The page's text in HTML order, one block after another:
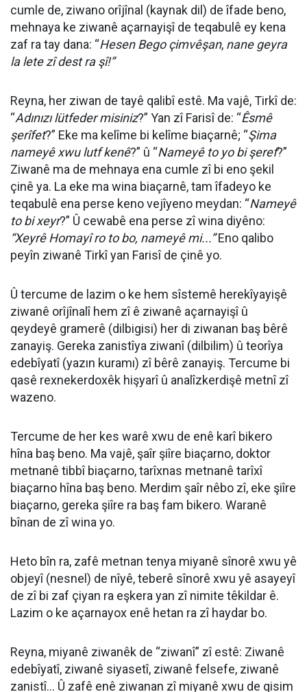
cumle de, ziwano orîjînal (kaynak dil) de îfade beno,
mehnaya ke ziwanê açarnayişî de teqabulê ey kena
zaf ra tay dana: “Hesen Bego çimvêşan, nane geyra
la lete zî dest ra şî!”
Reyna, her ziwan de tayê qalibî estê. Ma vajê, Tirkî de:
“Adınızı lütfeder misiniz?” Yan zî Farisî de: “Êsmê
şerîfet?” Eke ma kelîme bi kelîme biaçarnê; “Şima
nameyê xwu lutf kenê?” û “Nameyê to yo bi şeref?”
Ziwanê ma de mehnaya ena cumle zî bi eno şekil
çinê ya. La eke ma wina biaçarnê, tam îfadeyo ke
teqabulê ena perse keno vejîyeno meydan: “Nameyê
to bi xeyr?” Û cewabê ena perse zî wina diyêno:
“Xeyrê Homayî ro to bo, nameyê mi...”Eno qalibo
peyîn ziwanê Tirkî yan Farisî de çinê yo.
Û tercume de lazim o ke hem sîstemê herekîyayişê
ziwanê orîjînalî hem zî ê ziwanê açarnayişî û
qeydeyê gramerê (dilbigisi) her di ziwanan baş bêrê
zanayiş. Gereka zanistîya ziwanî (dilbilim) û teorîya
edebîyatî (yazın kuramı) zî bêrê zanayiş. Tercume bi
qasê rexnekerdoxêk hişyarî û analîzkerdişê metnî zî
wazeno.
Tercume de her kes warê xwu de enê karî bikero
hîna baş beno. Ma vajê, şaîr şiîre biaçarno, doktor
metnanê tibbî biaçarno, tarîxnas metnanê tarîxî
biaçarno hîna baş beno. Merdim şaîr nêbo zî, eke şiîre
biaçarno, gereka şiîre ra baş fam bikero. Waranê
bînan de zî wina yo.
Heto bîn ra, zafê metnan tenya miyanê sînorê xwu yê
objeyî (nesnel) de nîyê, teberê sînorê xwu yê asayeyî
de zî bi zaf çiyan ra eşkera yan zî nimite têkildar ê.
Lazim o ke açarnayox enê hetan ra zî haydar bo.
Reyna, miyanê ziwanêk de “ziwanî” zî estê: Ziwanê
edebîyatî, ziwanê siyasetî, ziwanê felsefe, ziwanê
zanistî... Û zafê enê ziwanan zî miyanê xwu de qisim